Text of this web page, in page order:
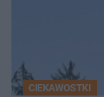
CIEKAWOSTKI